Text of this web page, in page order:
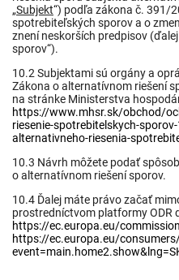
„Subjekt“) podľa zákona č. 391/
spotrebiteľských sporov a o
znení neskorších predpisov
sporov“).
10.2 Subjektami sú orgány a
Zákona o alternatívnom riešení
na stránke Ministerstva
https://www.mhsr.sk/obchod/
riesenie-spotrebitelskych-
alternativneho-riesenia-
10.3 Návrh môžete podať
o alternatívnom riešení sporov.
10.4 Ďalej máte právo začať
prostredníctvom platformy ODR
https://ec.europa.eu/
https://ec.europa.eu/